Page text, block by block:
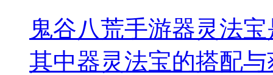
鬼谷八荒手游器灵法
其中器灵法宝的搭配